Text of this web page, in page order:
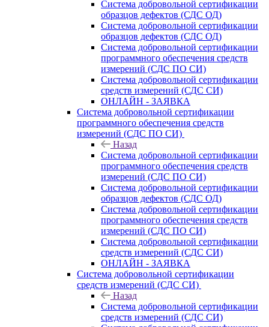
Система добровольной сертификации
образцов дефектов (СДС ОД)
Система добровольной сертификации
образцов дефектов (СДС ОД)
Система добровольной сертификации
программного обеспечения средств
измерений (СДС ПО СИ)
Система добровольной сертификации
средств измерений (СДС СИ)
ОНЛАЙН - ЗАЯВКА
Система добровольной сертификации
программного обеспечения средств
измерений (СДС ПО СИ)
Назад
Система добровольной сертификации
программного обеспечения средств
измерений (СДС ПО СИ)
Система добровольной сертификации
образцов дефектов (СДС ОД)
Система добровольной сертификации
программного обеспечения средств
измерений (СДС ПО СИ)
Система добровольной сертификации
средств измерений (СДС СИ)
ОНЛАЙН - ЗАЯВКА
Система добровольной сертификации
средств измерений (СДС СИ)
Назад
Система добровольной сертификации
средств измерений (СДС СИ)